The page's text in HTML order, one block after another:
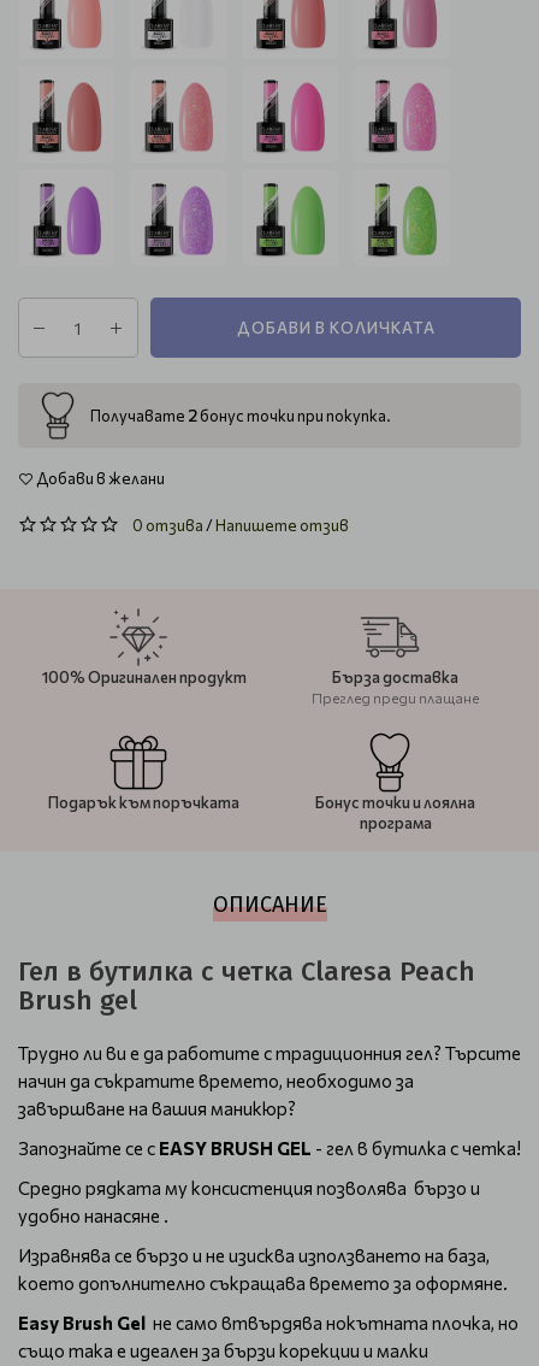
ДОБАВИ В КОЛИЧКАТА
Получавате 2бонус точки при покупка.
Добави в желани
0 отзива/Напишете отзив
100% Оригинален продукт Бърза доставка
Преглед преди плащане
Подарък към поръчката
Бонус точки и лоялна
програма
ОПИСАНИЕ
Гел в бутилка с четка Claresa Peach
Brush gel
Трудно ли ви е да работите с традиционния гел? Търсите
начин да съкратите времето, необходимо за
завършване на вашия маникюр?
Запознайте се с EASY BRUSH GEL - гел в бутилка с четка!
Средно рядката му консистенция позволява бързо и
удобно нанасяне .
Изравнява се бързо и не изисква използването на база,
което допълнително съкращава времето за оформяне.
Easy Brush Gel не само втвърдява нокътната плочка, но
също така е идеален за бързи корекции и малки